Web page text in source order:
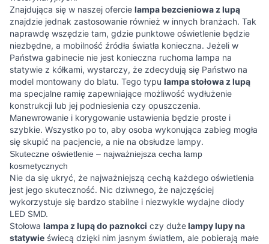
Znajdująca się w naszej ofercie lampa bezcieniowa z lupą
znajdzie jednak zastosowanie również w innych branżach. Tak
naprawdę wszędzie tam, gdzie punktowe oświetlenie będzie
niezbędne, a mobilność źródła światła konieczna. Jeżeli w
Państwa gabinecie nie jest konieczna ruchoma lampa na
statywie z kółkami, wystarczy, że zdecydują się Państwo na
model montowany do blatu. Tego typu lampa stołowa z lupą
ma specjalne ramię zapewniające możliwość wydłużenie
konstrukcji lub jej podniesienia czy opuszczenia.
Manewrowanie i korygowanie ustawienia będzie proste i
szybkie. Wszystko po to, aby osoba wykonująca zabieg mogła
się skupić na pacjencie, a nie na obsłudze lampy.
Skuteczne oświetlenie – najważniejsza cecha lamp
kosmetycznych
Nie da się ukryć, że najważniejszą cechą każdego oświetlenia
jest jego skuteczność. Nic dziwnego, że najczęściej
wykorzystuje się bardzo stabilne i niezwykle wydajne diody
LED SMD.
Stołowa lampa z lupą do paznokci czy dużelampy lupy na
statywie świecą dzięki nim jasnym światłem, ale pobierają małe